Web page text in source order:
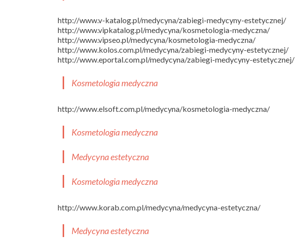
http://www.v-katalog.pl/medycyna/zabiegi-medycyny-estetycznej/
http://www.vipkatalog.pl/medycyna/kosmetologia-medyczna/
http://www.vipseo.pl/medycyna/kosmetologia-medyczna/
http://www.kolos.com.pl/medycyna/zabiegi-medycyny-estetycznej/
http://www.eportal.com.pl/medycyna/zabiegi-medycyny-estetycznej/
Kosmetologia medyczna
http://www.elsoft.com.pl/medycyna/kosmetologia-medyczna/
Kosmetologia medyczna
Medycyna estetyczna
Kosmetologia medyczna
http://www.korab.com.pl/medycyna/medycyna-estetyczna/
Medycyna estetyczna